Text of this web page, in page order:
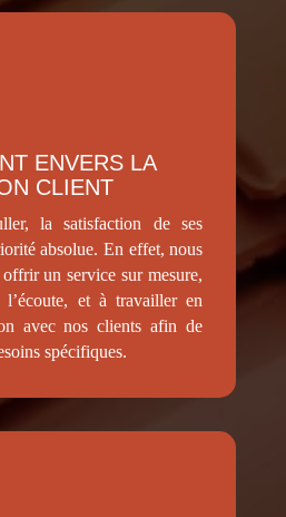
ENVERS LA
CLIENT
la satisfaction de ses
absolue. En effet, nous
un service sur mesure,
et à travailler en
avec nos clients afin de
spécifiques.